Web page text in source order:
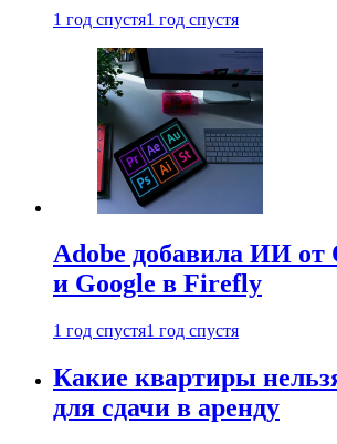
1 год спустя1 год спустя
Adobe добавила ИИ от
и Google в Firefly
1 год спустя1 год спустя
Какие квартиры
для сдачи в аренду